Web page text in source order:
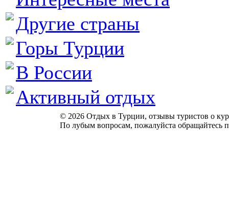
Другие страны
Горы Турции
В России
Активный отдых
© 2026 Отдых в Турции, отзывы туристов о
По лубым вопросам, пожалуйста обращайтесь